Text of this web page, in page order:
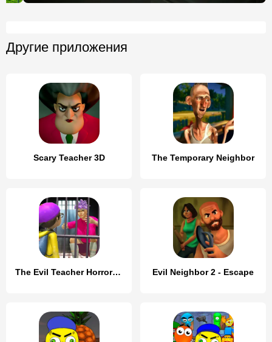
Другие приложения
Scary Teacher 3D The Temporary Neighbor
The Evil Teacher Horror Game Evil Neighbor 2 - Escape